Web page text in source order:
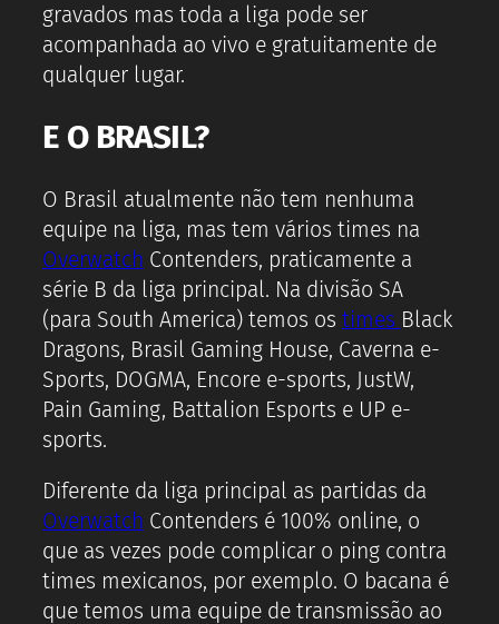
gravados mas toda a liga pode ser
acompanhada ao vivo e gratuitamente de
qualquer lugar.
E O BRASIL?
O Brasil atualmente não tem nenhuma
equipe na liga, mas tem vários times na
Overwatch Contenders, praticamente a
série B da liga principal. Na divisão SA
(para South America) temos os times Black
Dragons, Brasil Gaming House, Caverna e-
Sports, DOGMA, Encore e-sports, JustW,
Pain Gaming, Battalion Esports e UP e-
sports.
Diferente da liga principal as partidas da
Overwatch Contenders é 100% online, o
que as vezes pode complicar o ping contra
times mexicanos, por exemplo. O bacana é
que temos uma equipe de transmissão ao